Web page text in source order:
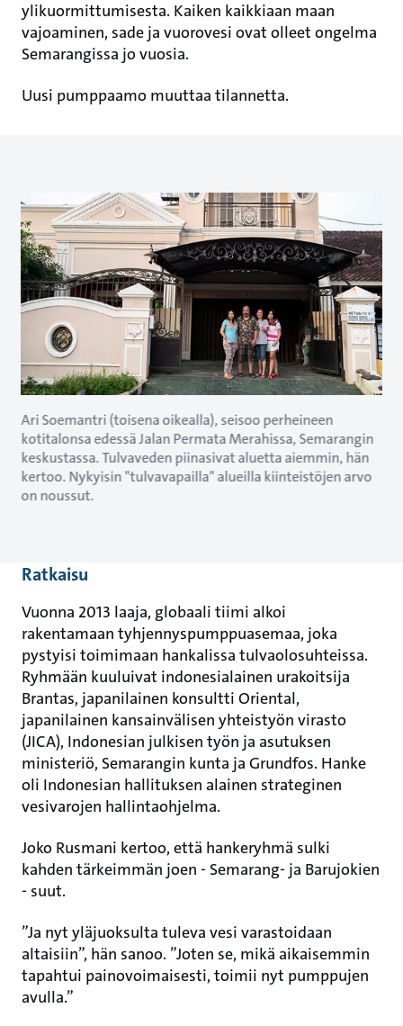
ylikuormittumisesta. Kaiken kaikkiaan maan
vajoaminen, sade ja vuorovesi ovat olleet ongelma
Semarangissa jo vuosia.
Uusi pumppaamo muuttaa tilannetta.
Ari Soemantri (toisena oikealla), seisoo perheineen
kotitalonsa edessä Jalan Permata Merahissa, Semarangin
keskustassa. Tulvaveden piinasivat aluetta aiemmin, hän
kertoo. Nykyisin "tulvavapailla" alueilla kiinteistöjen arvo
on noussut.
Ratkaisu
Vuonna 2013 laaja, globaali tiimi alkoi
rakentamaan tyhjennyspumppuasemaa, joka
pystyisi toimimaan hankalissa tulvaolosuhteissa.
Ryhmään kuuluivat indonesialainen urakoitsija
Brantas, japanilainen konsultti Oriental,
japanilainen kansainvälisen yhteistyön virasto
(JICA), Indonesian julkisen työn ja asutuksen
ministeriö, Semarangin kunta ja Grundfos. Hanke
oli Indonesian hallituksen alainen strateginen
vesivarojen hallintaohjelma.
Joko Rusmani kertoo, että hankeryhmä sulki
kahden tärkeimmän joen - Semarang- ja Barujokien
- suut.
”Ja nyt yläjuoksulta tuleva vesi varastoidaan
altaisiin”, hän sanoo. ”Joten se, mikä aikaisemmin
tapahtui painovoimaisesti, toimii nyt pumppujen
avulla.”